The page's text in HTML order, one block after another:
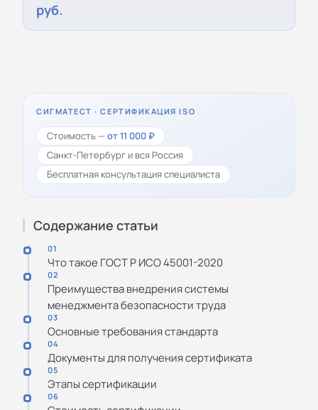
руб.
СИГМАТЕСТ · СЕРТИФИКАЦИЯ ISO
Стоимость —от 11 000 ₽
Санкт-Петербург и вся Россия
Бесплатная консультация специалиста
Содержание статьи
01
Что такое ГОСТ Р ИСО 45001-2020
02
Преимущества внедрения системы
менеджмента безопасности труда
03
Основные требования стандарта
04
Документы для получения сертификата
05
Этапы сертификации
06